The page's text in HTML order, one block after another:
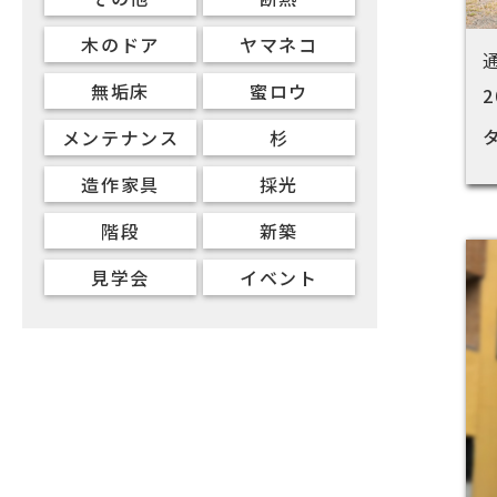
木のドア
ヤマネコ
無垢床
蜜ロウ
メンテナンス
杉
造作家具
採光
階段
新築
見学会
イベント